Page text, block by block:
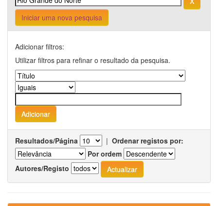
Iniciar uma nova pesquisa
Adicionar filtros:
Utilizar filtros para refinar o resultado da pesquisa.
Resultados/Página | Ordenar registos por:
Por ordem
Autores/Registo